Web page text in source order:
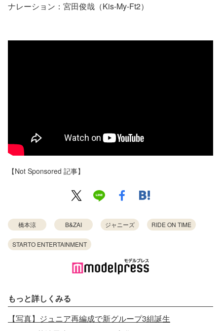
ナレーション：宮田俊哉（Kis-My-Ft2）
【Not Sponsored 記事】
橋本涼 B&ZAI ジャニーズ RIDE ON TIME
STARTO ENTERTAINMENT
もっと詳しくみる
【写真】ジュニア再編成で新グループ3組誕生